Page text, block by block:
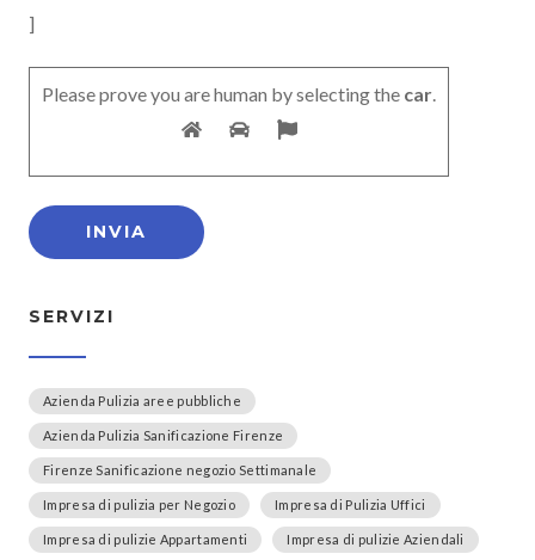
]
Please prove you are human by selecting the car.
SERVIZI
Azienda Pulizia aree pubbliche
Azienda Pulizia Sanificazione Firenze
Firenze Sanificazione negozio Settimanale
Impresa di pulizia per Negozio Impresa di Pulizia Uffici
Impresa di pulizie Appartamenti Impresa di pulizie Aziendali